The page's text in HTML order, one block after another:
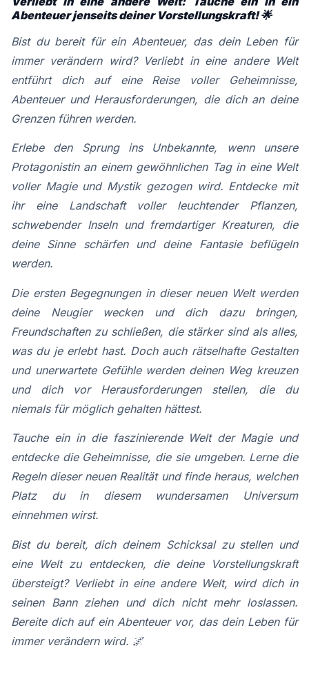
Abenteuer jenseits deiner Vorstellungskraft! 🌟
Bist du bereit für ein Abenteuer, das dein Leben für
immer verändern wird? Verliebt in eine andere Welt
entführt dich auf eine Reise voller Geheimnisse,
Abenteuer und Herausforderungen, die dich an deine
Grenzen führen werden.
Erlebe den Sprung ins Unbekannte, wenn unsere
Protagonistin an einem gewöhnlichen Tag in eine Welt
voller Magie und Mystik gezogen wird. Entdecke mit
ihr eine Landschaft voller leuchtender Pflanzen,
schwebender Inseln und fremdartiger Kreaturen, die
deine Sinne schärfen und deine Fantasie beflügeln
werden.
Die ersten Begegnungen in dieser neuen Welt werden
deine Neugier wecken und dich dazu bringen,
Freundschaften zu schließen, die stärker sind als alles,
was du je erlebt hast. Doch auch rätselhafte Gestalten
und unerwartete Gefühle werden deinen Weg kreuzen
und dich vor Herausforderungen stellen, die du
niemals für möglich gehalten hättest.
Tauche ein in die faszinierende Welt der Magie und
entdecke die Geheimnisse, die sie umgeben. Lerne die
Regeln dieser neuen Realität und finde heraus, welchen
Platz du in diesem wundersamen Universum
einnehmen wirst.
Bist du bereit, dich deinem Schicksal zu stellen und
eine Welt zu entdecken, die deine Vorstellungskraft
übersteigt? Verliebt in eine andere Welt, wird dich in
seinen Bann ziehen und dich nicht mehr loslassen.
Bereite dich auf ein Abenteuer vor, das dein Leben für
immer verändern wird. 🌌